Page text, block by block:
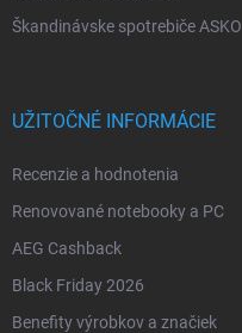
Škandinávske spotrebiče ASKO
UŽITOČNÉ INFORMÁCIE
Recenzie a hodnotenia
Renovované notebooky a PC
AEG Cashback
Black Friday 2026
Benefity výrobkov a značiek